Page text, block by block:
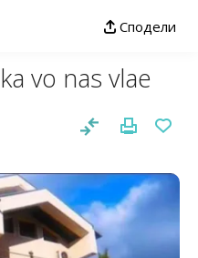
Сподели
vo nas vlae